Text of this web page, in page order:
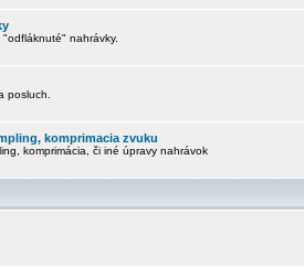
nahrávky.
posluch.
komprimacia zvuku
komprimácia, či iné úpravy nahrávok